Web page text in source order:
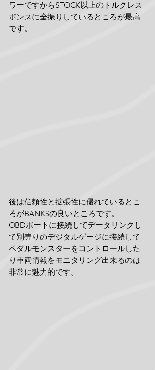
ワーですからSTOCK以上のトルクレス
ポンスに全振りしているところが最高
です。
後は信頼性と拡張性に優れているとこ
ろがBANKSの良いところです。
OBDポートに接続してデータリンクし
て別売りのデジタルゲージに接続して
ペダルモンスターをコントロールした
り車両情報をモニタリング出来るのは
非常に魅力的です。